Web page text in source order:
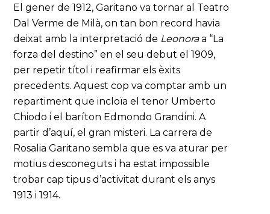
El gener de 1912, Garitano va tornar al Teatro
Dal Verme de Milà, on tan bon record havia
deixat amb la interpretació de Leonoraa “La
forza del destino” en el seu debut el 1909,
per repetir títol i reafirmar els èxits
precedents. Aquest cop va comptar amb un
repartiment que incloïa el tenor Umberto
Chiodo i el baríton Edmondo Grandini. A
partir d’aquí, el gran misteri. La carrera de
Rosalia Garitano sembla que es va aturar per
motius desconeguts i ha estat impossible
trobar cap tipus d’activitat durant els anys
1913 i 1914.